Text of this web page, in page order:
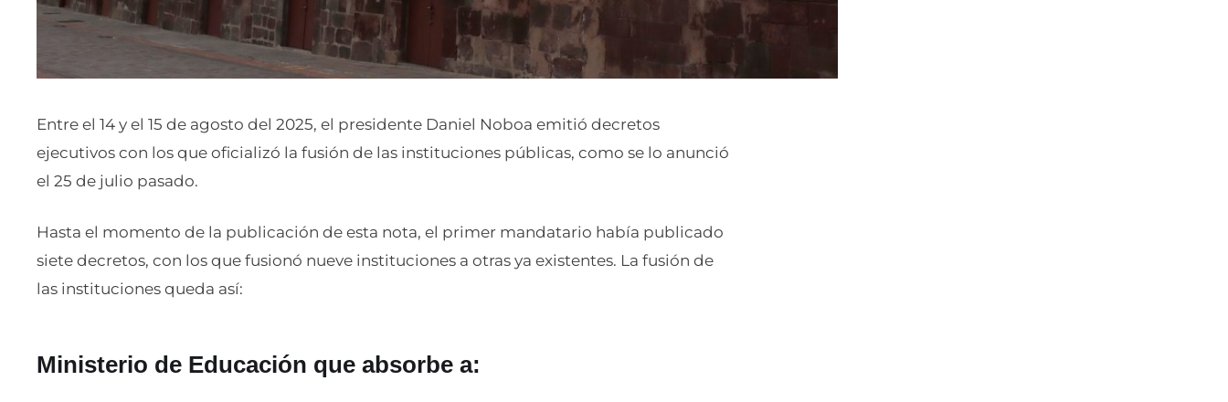
Entre el 14 y el 15 de agosto del 2025, el presidente Daniel Noboa emitió decretos
ejecutivos con los que oficializó la fusión de las instituciones públicas, como se lo anunció
el 25 de julio pasado.
Hasta el momento de la publicación de esta nota, el primer mandatario había publicado
siete decretos, con los que fusionó nueve instituciones a otras ya existentes. La fusión de
las instituciones queda así:
Ministerio de Educación que absorbe a: